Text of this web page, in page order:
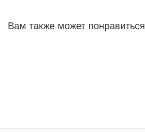
Вам также может понравиться